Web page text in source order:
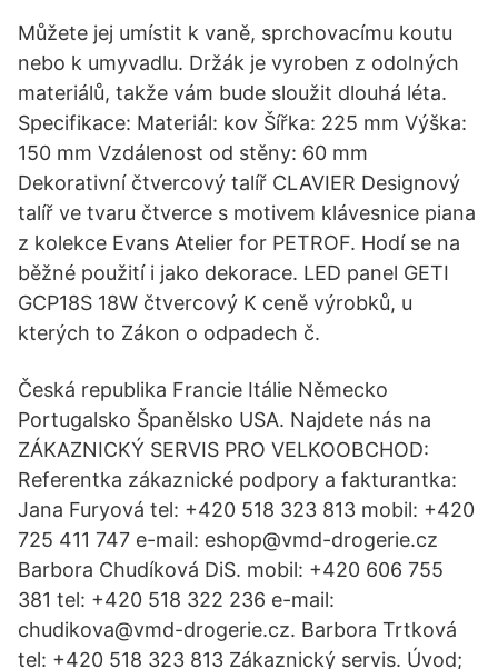
Můžete jej umístit k vaně, sprchovacímu koutu
nebo k umyvadlu. Držák je vyroben z odolných
materiálů, takže vám bude sloužit dlouhá léta.
Specifikace: Materiál: kov Šířka: 225 mm Výška:
150 mm Vzdálenost od stěny: 60 mm
Dekorativní čtvercový talíř CLAVIER Designový
talíř ve tvaru čtverce s motivem klávesnice piana
z kolekce Evans Atelier for PETROF. Hodí se na
běžné použití i jako dekorace. LED panel GETI
GCP18S 18W čtvercový K ceně výrobků, u
kterých to Zákon o odpadech č.
Česká republika Francie Itálie Německo
Portugalsko Španělsko USA. Najdete nás na
ZÁKAZNICKÝ SERVIS PRO VELKOOBCHOD:
Referentka zákaznické podpory a fakturantka:
Jana Furyová tel: +420 518 323 813 mobil: +420
725 411 747 e-mail: eshop@vmd-drogerie.cz
Barbora Chudíková DiS. mobil: +420 606 755
381 tel: +420 518 322 236 e-mail:
chudikova@vmd-drogerie.cz. Barbora Trtková
tel: +420 518 323 813 Zákaznický servis. Úvod;